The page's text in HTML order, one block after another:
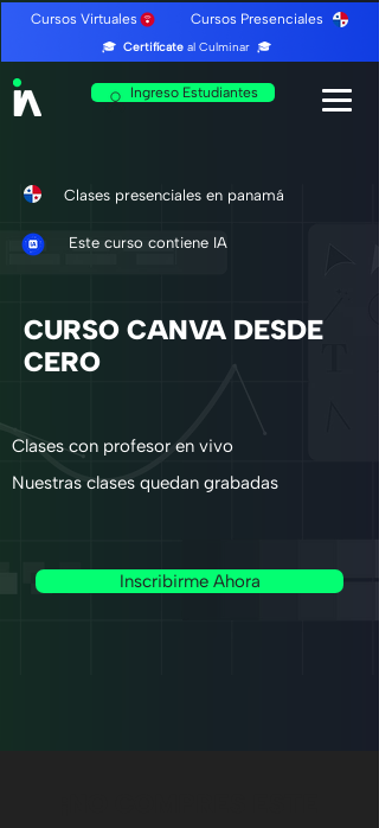
Cursos Virtuales Cursos Presenciales
🎓 Certifícate al Culminar 🎓
Ingreso Estudiantes
Inscribirme Ahora
Clases con profesor en vivo
Nuestras clases quedan grabadas
CURSO CANVA DESDE
CERO
Clases presenciales en panamá
Este curso contiene IA